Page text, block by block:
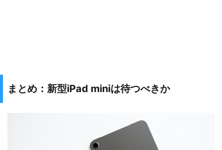
まとめ：新型iPad miniは待つべきか